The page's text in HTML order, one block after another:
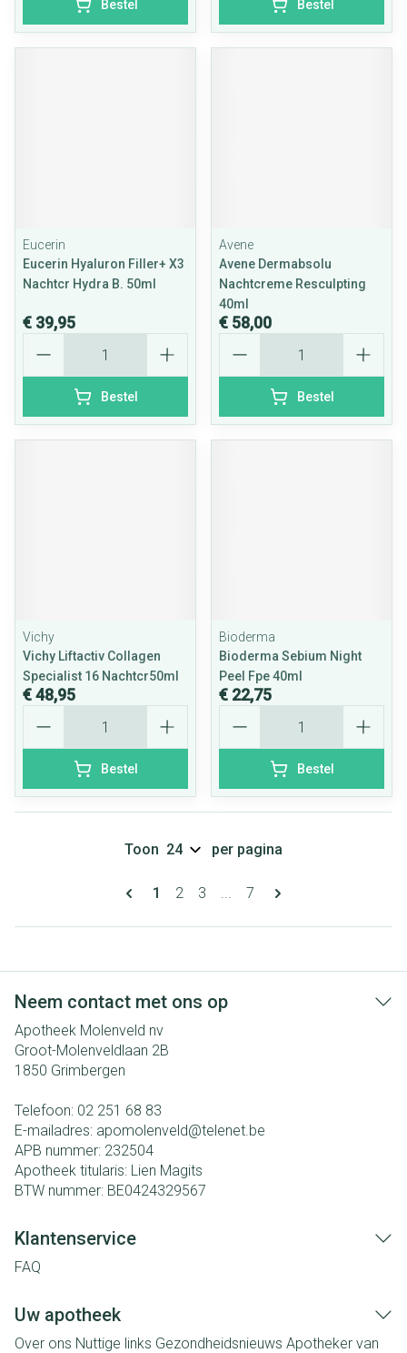
Bestel Bestel
Eucerin
Eucerin Hyaluron Filler+ X3
Nachtcr Hydra B. 50ml
€ 39,95
Bestel
Avene
Avene Dermabsolu
Nachtcreme Resculpting
40ml
€ 58,00
Bestel
Vichy
Vichy Liftactiv Collagen
Specialist 16 Nachtcr50ml
€ 48,95
Bestel
Bioderma
Bioderma Sebium Night
Peel Fpe 40ml
€ 22,75
Bestel
Pagina's
U lees momenteel pagina
1 Pagina
2 Pagina
3 ... Pagina
7
Toon per pagina
Neem contact met ons op
Apotheek Molenveld nv
Groot-Molenveldlaan 2B
1850 Grimbergen
Telefoon: 02 251 68 83
E-mailadres: apomolenveld@telenet.be
APB nummer: 232504
Apotheek titularis: Lien Magits
BTW nummer: BE0424329567
Klantenservice
FAQ
Uw apotheek
Over ons Nuttige links Gezondheidsnieuws Apotheker van